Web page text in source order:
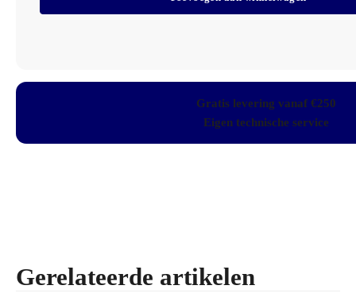
HDPE
Gratis levering vanaf €250
Eigen technische service
Gerelateerde artikelen